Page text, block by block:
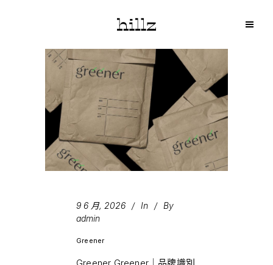
9 6 月, 2026 In
By
admin
Greener